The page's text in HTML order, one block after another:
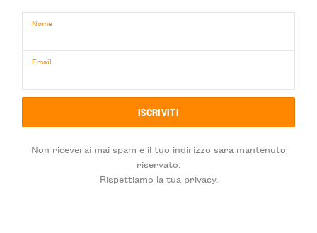
Nome
Email
Non riceverai mai spam e il tuo indirizzo sarà mantenuto
riservato.
Rispettiamo la tua privacy.